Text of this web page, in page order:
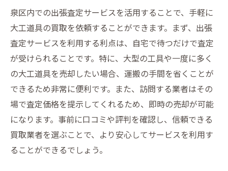
泉区内での出張査定サービスを活用することで、手軽に
大工道具の買取を依頼することができます。まず、出張
査定サービスを利用する利点は、自宅で待つだけで査定
が受けられることです。特に、大型の工具や一度に多く
の大工道具を売却したい場合、運搬の手間を省くことが
できるため非常に便利です。また、訪問する業者はその
場で査定価格を提示してくれるため、即時の売却が可能
になります。事前に口コミや評判を確認し、信頼できる
買取業者を選ぶことで、より安心してサービスを利用す
ることができるでしょう。